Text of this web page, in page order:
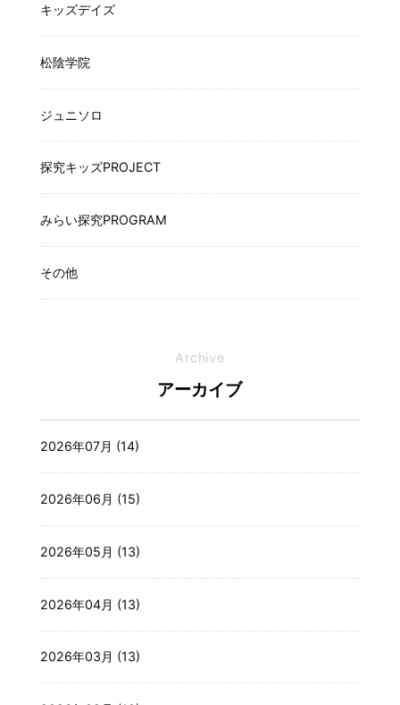
キッズデイズ
松陰学院
ジュニソロ
探究キッズPROJECT
みらい探究PROGRAM
その他
Archive
アーカイブ
2026年07月 (14)
2026年06月 (15)
2026年05月 (13)
2026年04月 (13)
2026年03月 (13)